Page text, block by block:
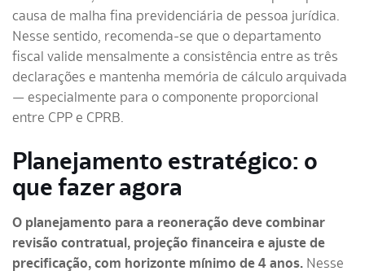
causa de malha fina previdenciária de pessoa jurídica.
Nesse sentido, recomenda-se que o departamento
fiscal valide mensalmente a consistência entre as três
declarações e mantenha memória de cálculo arquivada
— especialmente para o componente proporcional
entre CPP e CPRB.
Planejamento estratégico: o
que fazer agora
O planejamento para a reoneração deve combinar
revisão contratual, projeção financeira e ajuste de
precificação, com horizonte mínimo de 4 anos. Nesse